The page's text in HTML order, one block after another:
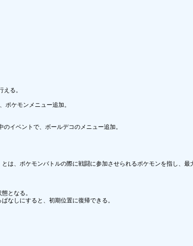
る。
ケモンメニュー追加。
イベントで、ボールデコのメニュー追加。
、ポケモンバトルの際に戦闘に参加させられるポケモンを指し、最
となる。
なしにすると、初期位置に復帰できる。